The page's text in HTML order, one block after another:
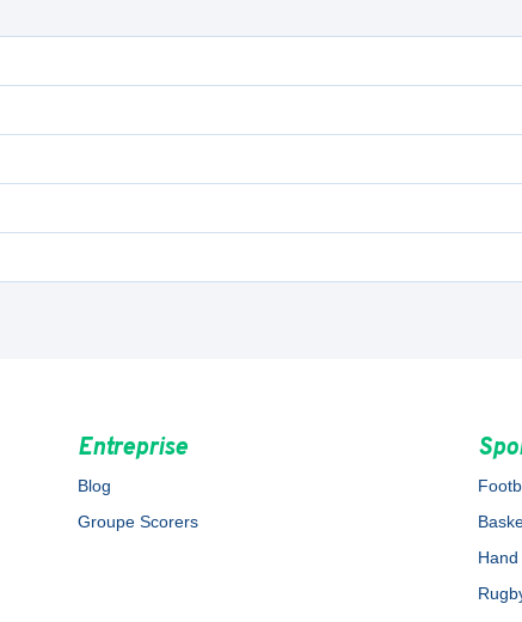
Entreprise
Blog
Groupe Scorers
Hand